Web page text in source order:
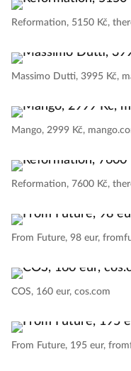
Reformation, 5150 Kč,
Massimo Dutti, 3995 Kč,
Mango, 2999 Kč,
Reformation, 7600 Kč,
From Future, 98 eur,
COS, 160 eur, cos.com
From Future, 195 eur,